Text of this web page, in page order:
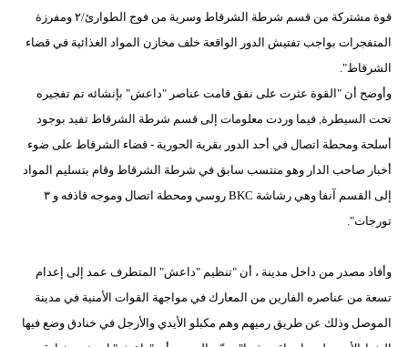
قوة مشتركة من قسم شرطة الشرقاط وسرية من فوج الطوارئ/٢ ومفرزة
المتفجرات بواجب تفتيش الدور الواقعة خلف مخازن المواد الغذائية في قضاء
الشرقاط".
وأوضح أن "القوة عثرت على نفق قامت عناصر "داعش" بإنشائه تم تفجيره
تحت السيطرة, فيما وردت معلومات إلى قسم شرطة الشرقاط تفيد بوجود
أسلحة ومحطة اتصال في أحد الدور بقرية الحورية - قضاء الشرقاط على ضوء
أخبار صاحب الدار وهو منتسب سابق في شرطة الشرقاط وقام بتسليم المواد
إلى القسم آنفا وهي رشاشة BKC روسي ومحطة اتصال وموجه قاذفه و ٣
تورجات".
وأفاد مصدر من داخل مدينة ، أن "تنظيم "داعش" المتطرف عمد إلى إعدام
تسعة من عناصره الفارين من المعارك في مواجهة القوات الأمنية في مدينة
الموصل وذلك عن طريق رميهم وهم مكبلو الأيدي والأرجل في خنادق وضع فيها